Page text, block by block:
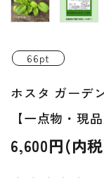
特定商取引法に
ようこそ ゲスト
66pt
ホスタ ガーデ
【一点物・現
6,600円(内